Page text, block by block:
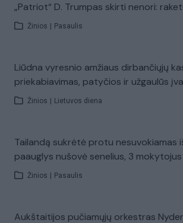
„Patriot“ D. Trumpas skirti nenori:
Žinios Pasaulis
Liūdna vyresnio amžiaus dirbančiųjų
priekabiavimas, patyčios ir užgaulūs
Žinios Lietuvos diena
Tailandą sukrėtė protu nesuvokiamas
paauglys nušovė senelius, 3
Žinios Pasaulis
Aukštaitijos pučiamųjų orkestras